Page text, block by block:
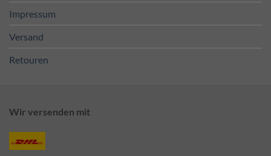
Impressum
Versand
Retouren
Wir versenden mit